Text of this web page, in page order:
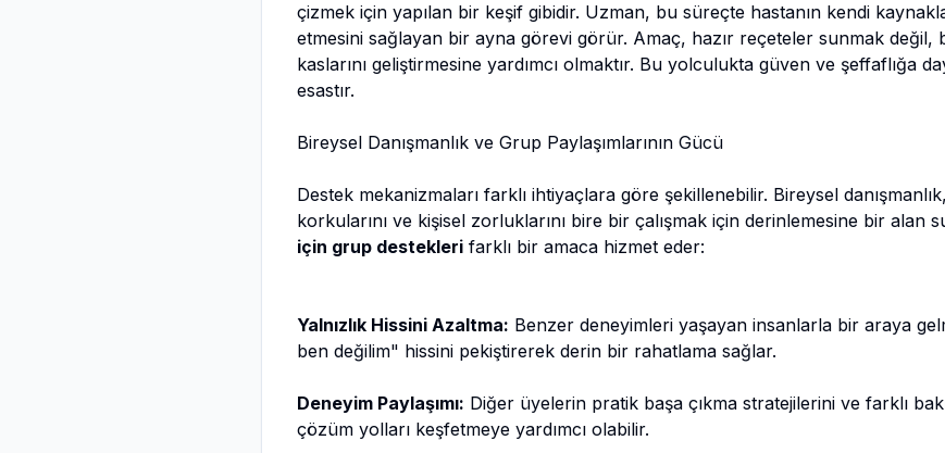
çizmek için yapılan bir keşif gibidir. Uzman, bu süreçte hastanın kendi
etmesini sağlayan bir ayna görevi görür. Amaç, hazır reçeteler sunmak değil,
kaslarını geliştirmesine yardımcı olmaktır. Bu yolculukta güven ve şeffaflığa
esastır.
Bireysel Danışmanlık ve Grup Paylaşımlarının Gücü
Destek mekanizmaları farklı ihtiyaçlara göre şekillenebilir. Bireysel
korkularını ve kişisel zorluklarını bire bir çalışmak için derinlemesine bir alan
için grup destekleri farklı bir amaca hizmet eder:
Yalnızlık Hissini Azaltma: Benzer deneyimleri yaşayan insanlarla bir araya
ben değilim" hissini pekiştirerek derin bir rahatlama sağlar.
Deneyim Paylaşımı: Diğer üyelerin pratik başa çıkma stratejilerini ve farklı
çözüm yolları keşfetmeye yardımcı olabilir.